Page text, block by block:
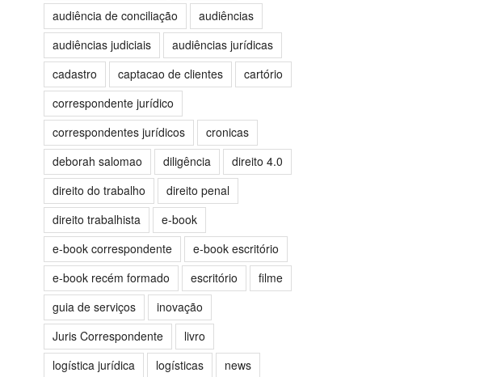
audiência de conciliação
audiências
audiências judiciais
audiências jurídicas
cadastro
captacao de clientes
cartório
correspondente jurídico
correspondentes jurídicos
cronicas
deborah salomao
diligência
direito 4.0
direito do trabalho
direito penal
direito trabalhista
e-book
e-book correspondente
e-book escritório
e-book recém formado
escritório
filme
guia de serviços
inovação
Juris Correspondente
livro
logística jurídica
logísticas news